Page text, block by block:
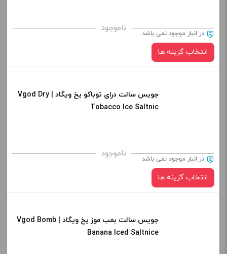
برای فعال شدن سبد خرید و نمایش قیمت ، گزینه های محصول را
از کادر بالا انتخاب کنید.
+
ناموجود در انبار موجود نمی باشد
انتخاب گزینه ها
نیکوتین:
برای فعال شدن سبد خرید و نمایش قیمت ، گزینه های محصول را
از کادر بالا انتخاب کنید.
+
جویس سالت درای توباکو یخ ویگاد | Vgod Dry
Tobacco Ice Saltnic
ناموجود در انبار موجود نمی باشد
انتخاب گزینه ها
نیکوتین:
جویس سالت بمب موز یخ ویگاد | Vgod Bomb
Banana Iced Saltnice